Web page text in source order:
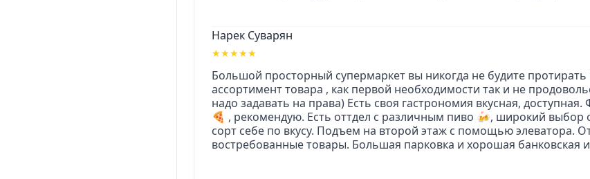
Нарек Суварян
★★★★★
Большой просторный супермаркет вы никогда не будите
ассортимент товара , как первой необходимости так и не
надо задавать на права) Есть своя гастрономия вкусная,
🍕 , рекомендую. Есть оттдел с различным пиво 🍻, широкий выбор
сорт себе по вкусу. Подъем на второй этаж с помощью элеватора.
востребованные товары. Большая парковка и хорошая банковская